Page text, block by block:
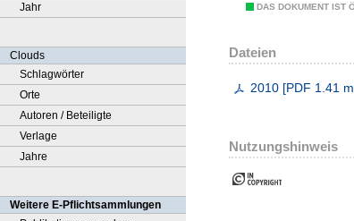
Jahr
Clouds
Schlagwörter
Orte
Autoren / Beteiligte
Verlage
Jahre
Weitere E-Pflichtsammlungen
DAS DOKUMENT IST
Dateien
2010 [PDF 1.41
Nutzungshinweis